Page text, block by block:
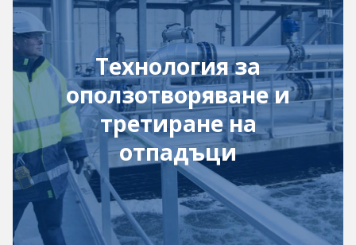
Технология за
оползотворяване и
третиране на
отпадъци